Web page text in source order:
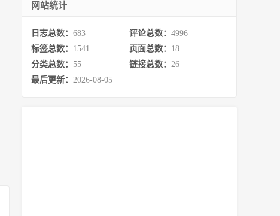
网站统计
日志总数： 683 评论总数： 4996
标签总数： 1541 页面总数： 18
分类总数： 55 链接总数： 26
最后更新： 2026-08-05